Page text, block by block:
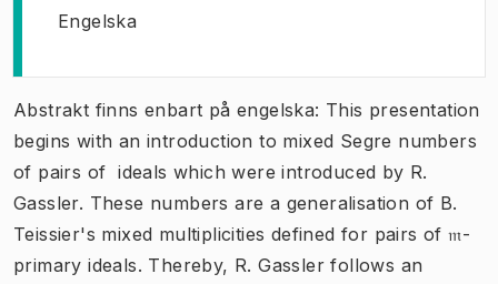
Engelska
Abstrakt finns enbart på engelska: This presentation
begins with an introduction to mixed Segre numbers
of pairs of ideals which were introduced by R.
Gassler. These numbers are a generalisation of B.
Teissier's mixed multiplicities defined for pairs of 𝔪-
primary ideals. Thereby, R. Gassler follows an